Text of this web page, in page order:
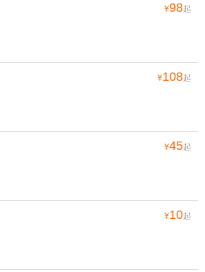
¥98起
¥108起
¥45起
¥10起